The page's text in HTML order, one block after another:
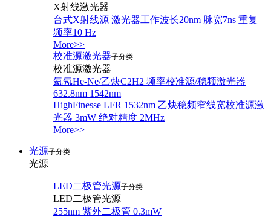
X射线激光器
台式X射线源 激光器工作波长20nm 脉宽7ns 重复
频率10 Hz
More>>
校准源激光器子分类
校准源激光器
氦氖He-Ne/乙炔C2H2 频率校准源/稳频激光器
632.8nm 1542nm
HighFinesse LFR 1532nm 乙炔稳频窄线宽校准源激
光器 3mW 绝对精度 2MHz
More>>
光源子分类
光源
LED二极管光源子分类
LED二极管光源
255nm 紫外二极管 0.3mW